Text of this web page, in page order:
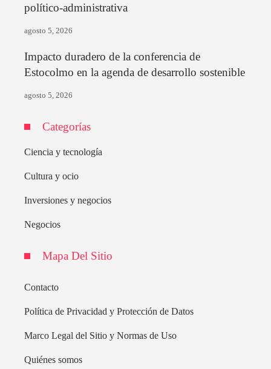
político-administrativa
agosto 5, 2026
Impacto duradero de la conferencia de
Estocolmo en la agenda de desarrollo sostenible
agosto 5, 2026
Categorías
Ciencia y tecnología
Cultura y ocio
Inversiones y negocios
Negocios
Mapa Del Sitio
Contacto
Política de Privacidad y Protección de Datos
Marco Legal del Sitio y Normas de Uso
Quiénes somos